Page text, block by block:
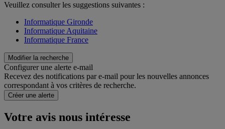
Veuillez consulter les suggestions suivantes :
Informatique Gironde
Informatique Aquitaine
Informatique France
Modifier la recherche
Configurer une alerte e-mail
Recevez des notifications par e-mail pour les nouvelles annonces
correspondant à vos critères de recherche.
Créer une alerte
Votre avis nous intéresse